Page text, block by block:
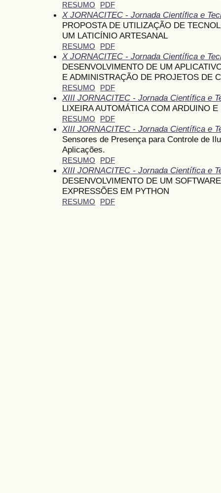
RESUMO PDF
X JORNACITEC - Jornada Científica e
PROPOSTA DE UTILIZAÇÃO DE
UM LATICÍNIO ARTESANAL
RESUMO PDF
X JORNACITEC - Jornada Científica e
DESENVOLVIMENTO DE UM
E ADMINISTRAÇÃO DE PROJETOS DE
RESUMO PDF
XIII JORNACITEC - Jornada Científica e
LIXEIRA AUTOMÁTICA COM ARDUINO E
RESUMO PDF
XIII JORNACITEC - Jornada Científica e
Sensores de Presença para Controle de
Aplicações.
RESUMO PDF
XIII JORNACITEC - Jornada Científica e
DESENVOLVIMENTO DE UM
EXPRESSÕES EM PYTHON
RESUMO PDF